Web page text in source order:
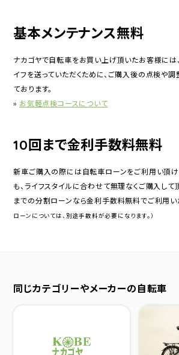
基本メンテナンス無料
ナカゴヤで自転車をお買い上げ頂いたお客様には
イフを送っていただくために、ご購入後の点検や
ております。
» お気軽点検コースについて
10回まで金利手数料無料
新車ご購入の際には自転車ローンをご利用い頂け
も、ライフスタイルに合わせて無理なくご購入して
までの分割ローンなら金利手数料無料でご利用い
ローンについては、別途手数料が必要になります。）
同じカテゴリーやメーカーの自転車